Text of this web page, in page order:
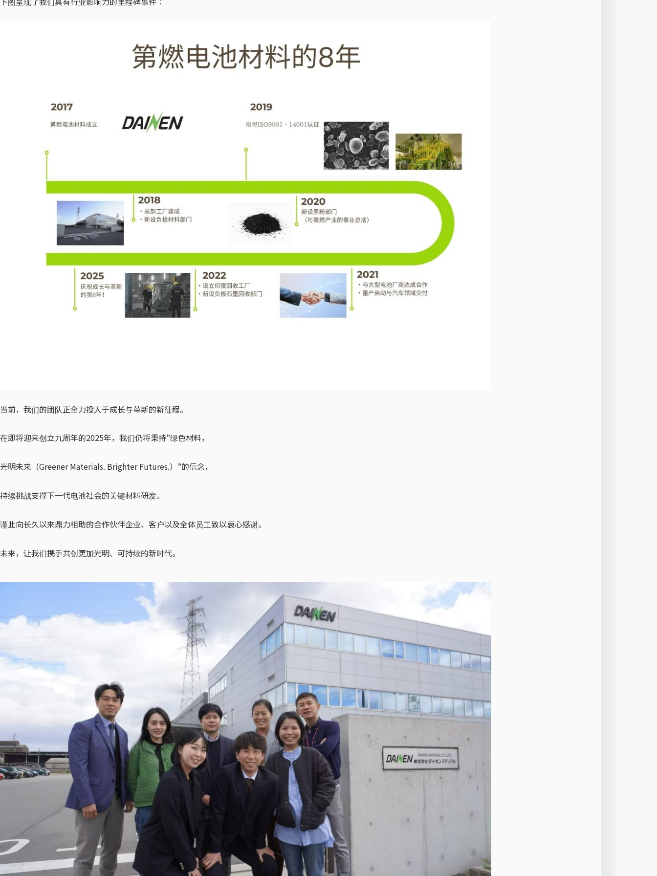
当前，我们的团队正全力投入于成长与革新的新征程。
在即将迎来创立九周年的2025年，我们仍将秉持”绿色材料，
光明未来（Greener Materials. Brighter Futures.）”的信念，
持续挑战支撑下一代电池社会的关键材料研发。
谨此向长久以来鼎力相助的合作伙伴企业、客户以及全体员工致以衷心感谢。
未来，让我们携手共创更加光明、可持续的新时代。